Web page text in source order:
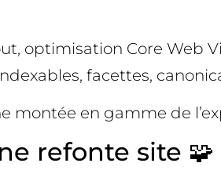
optimisation Core Web
facettes,
montée en gamme de
refonte site 🧩